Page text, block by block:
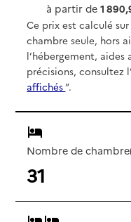
à partir de1
Ce prix est calculé
chambre seule, hors
l’hébergement, aides
précisions, consultez
affichés”.
Nombre de
31